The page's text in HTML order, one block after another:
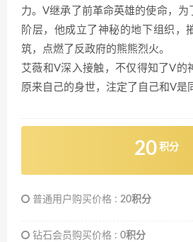
力。V继承了前革命英雄的使命，为
阶层，他成立了神秘的地下组织，
筑，点燃了反政府的熊熊烈火。
艾薇和V深入接触，不仅得知了V的
原来自己的身世，注定了自己和V是
20 积分
普通用户购买价格 : 20积分
钻石会员购买价格 : 0积分